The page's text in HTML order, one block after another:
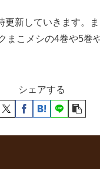
新していきます。
こメシの4巻や5
シェアする